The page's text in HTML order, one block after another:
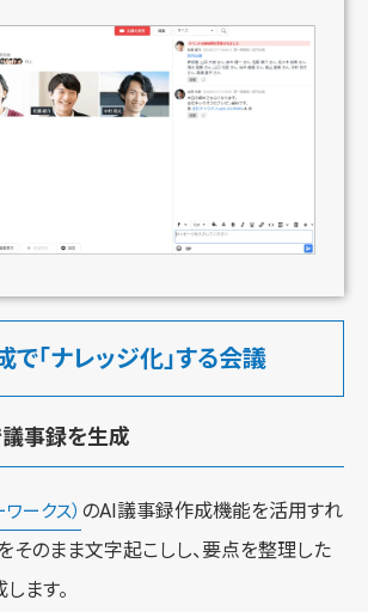
「ナレッジ化」する会議
事録を生成
ークス） のAI議事録作成機能を活用すれ
そのまま文字起こしし、要点を整理した
ます。